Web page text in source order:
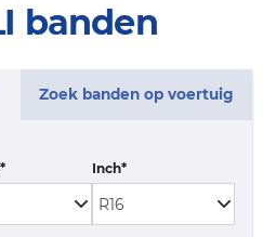
banden
Zoek banden op voertuig
Inch*